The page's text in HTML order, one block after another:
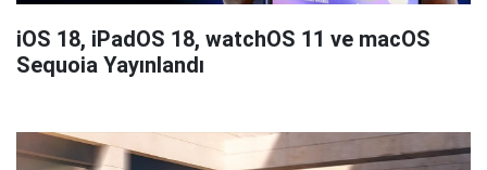
iOS 18, iPadOS 18, watchOS 11 ve macOS
Sequoia Yayınlandı